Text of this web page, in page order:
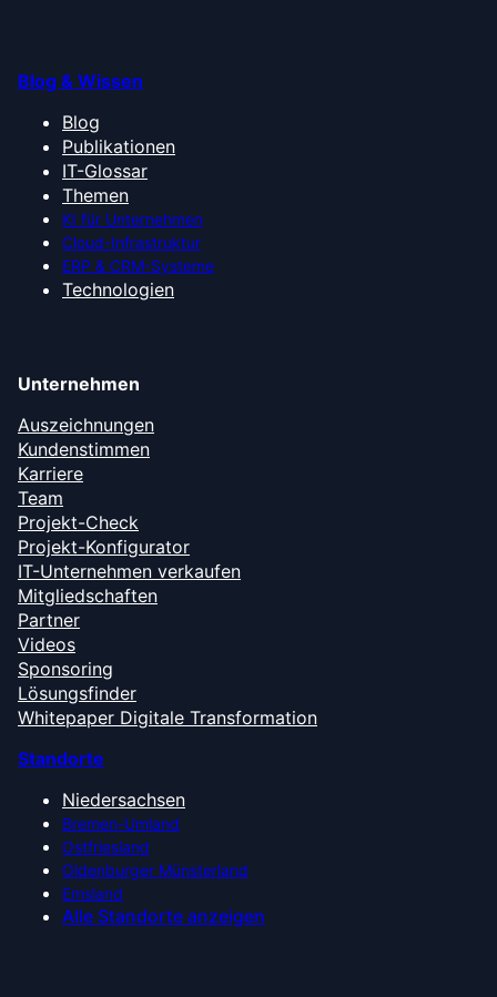
Blog & Wissen
Blog
Publikationen
IT-Glossar
Themen
KI für Unternehmen
Cloud-Infrastruktur
ERP & CRM-Systeme
Technologien
Unternehmen
Auszeichnungen
Kundenstimmen
Karriere
Team
Projekt-Check
Projekt-Konfigurator
IT-Unternehmen verkaufen
Mitgliedschaften
Partner
Videos
Sponsoring
Lösungsfinder
Whitepaper Digitale Transformation
Standorte
Niedersachsen
Bremen-Umland
Ostfriesland
Oldenburger Münsterland
Emsland
Alle Standorte anzeigen